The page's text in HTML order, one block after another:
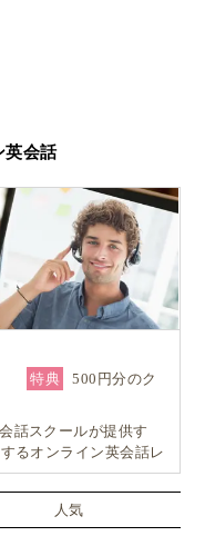
英会話
特典
500円分のク
話スクールが提供す
るオンライン英会話レ
人気